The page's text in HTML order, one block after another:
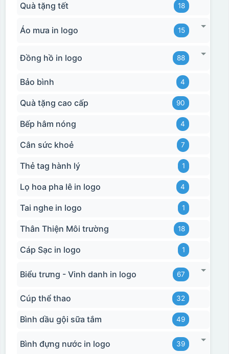
Quà tặng tết 18
Áo mưa in logo 15
Đồng hồ in logo 88
Bảo bình 4
Quà tặng cao cấp 90
Bếp hâm nóng 4
Cân sức khoẻ 7
Thẻ tag hành lý 1
Lọ hoa pha lê in logo 4
Tai nghe in logo 1
Thân Thiện Môi trường 18
Cáp Sạc in logo 1
Biểu trưng - Vinh danh in logo 67
Cúp thể thao 32
Bình dầu gội sữa tắm 49
Bình đựng nước in logo 39